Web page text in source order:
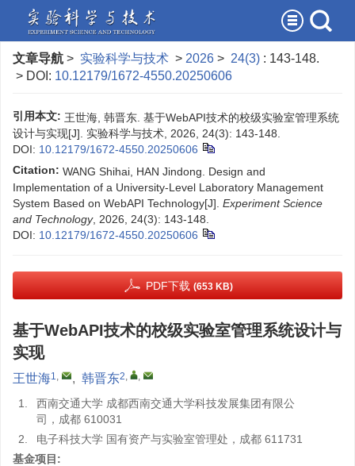
文章导航 > 实验科学与技术 > 2026 > 24(3) : 143-148.
> DOI: 10.12179/1672-4550.20250606
引用本文: 王世海, 韩晋东. 基于WebAPI技术的校级实验室管理系统
设计与实现[J]. 实验科学与技术, 2026, 24(3): 143-148.
DOI: 10.12179/1672-4550.20250606
Citation: WANG Shihai, HAN Jindong. Design and
Implementation of a University-Level Laboratory Management
System Based on WebAPI Technology[J]. Experiment Science
and Technology, 2026, 24(3): 143-148.
DOI: 10.12179/1672-4550.20250606
PDF下载 (653 KB)
基于WebAPI技术的校级实验室管理系统设计与
实现
王世海1, , 韩晋东2, ,
1.
西南交通大学 成都西南交通大学科技发展集团有限公
司，成都 610031
2.
电子科技大学 国有资产与实验室管理处，成都 611731
基金项目: